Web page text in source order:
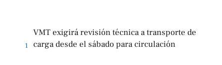
1
VMT exigirá revisión técnica a transporte de
carga desde el sábado para circulación